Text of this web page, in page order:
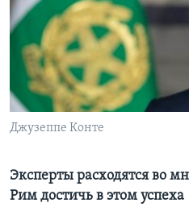
Learning English
СОЦИАЛЬНЫЕ СЕТИ
Джузеппе Конте
Эксперты расходятся во
Рим достичь в этом успеха